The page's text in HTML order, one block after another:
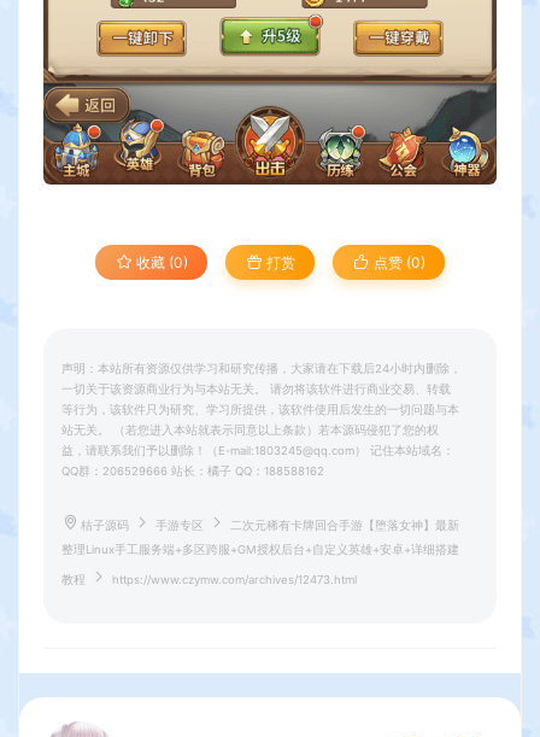
收藏 (0) 打赏 点赞 (0)
声明：本站所有资源仅供学习和研究传播，大家请在下载后24小时内删除，
一切关于该资源商业行为与本站无关。 请勿将该软件进行商业交易、转载
等行为，该软件只为研究、学习所提供，该软件使用后发生的一切问题与本
站无关。 （若您进入本站就表示同意以上条款）若本源码侵犯了您的权
益，请联系我们予以删除！（E-mail:1803245@qq.com） 记住本站域名：
QQ群：206529666 站长：橘子 QQ：188588162
桔子源码 手游专区
二次元稀有卡牌回合手游【堕落女神】最新
整理Linux手工服务端+多区跨服+GM授权后台+自定义英雄+安卓+详细搭建
教程 https://www.czymw.com/archives/12473.html